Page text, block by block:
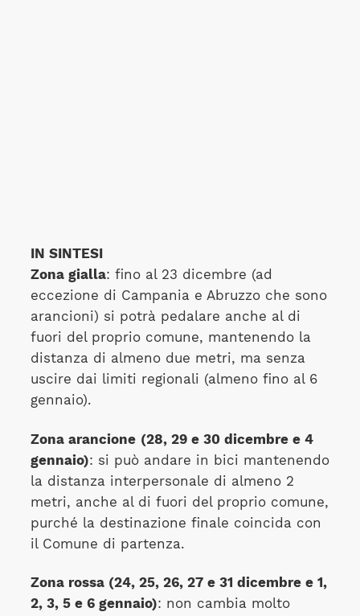
IN SINTESI
Zona gialla: fino al 23 dicembre (ad
eccezione di Campania e Abruzzo che sono
arancioni) si potrà pedalare anche al di
fuori del proprio comune, mantenendo la
distanza di almeno due metri, ma senza
uscire dai limiti regionali (almeno fino al 6
gennaio).
Zona arancione (28, 29 e 30 dicembre e 4
gennaio): si può andare in bici mantenendo
la distanza interpersonale di almeno 2
metri, anche al di fuori del proprio comune,
purché la destinazione finale coincida con
il Comune di partenza.
Zona rossa (24, 25, 26, 27 e 31 dicembre e 1,
2, 3, 5 e 6 gennaio): non cambia molto